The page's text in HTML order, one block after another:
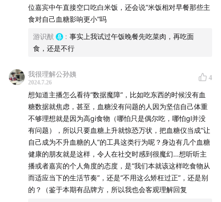
位嘉宾中午直接空口吃白米饭，还会说“米饭相对早餐那些主
食对自己血糖影响更小”吗
游识猷 : 事实上我试过午饭晚餐先吃菜肉，再吃面
食，还是不行
我很理解公孙姨
2024.7.26
4
想知道主播怎么看待“数据魔障”，比如吃东西的时候没有血
糖数据就焦虑，甚至，血糖没有问题的人因为坚信自己体重
不够理想就是因为高gi食物（哪怕只是偶尔吃，哪怕gl并没
有问题），所以只要血糖上升就惊恐万状，把血糖仪当成“让
自己成为不升血糖的人”的工具这类行为呢？身边有几个血糖
健康的朋友就是这样，令人在社交时感到很魔幻…想听听主
播或者嘉宾的个人角度的态度，是“我们本就该这样吃食物从
而适应当下的生活节奏”，还是“不用这么矫枉过正”，还是别
的？（鉴于本期有品牌方，所以我也会客观理解回复